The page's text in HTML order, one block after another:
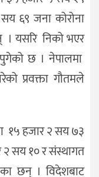
६९ जना कोरोना
। यसरि निको भएर
छ । नेपालमा
प्रवक्ता गौतमले
१५ हजार २ सय ७३
सय १० र संस्थागत
छन् । विदेशबाट